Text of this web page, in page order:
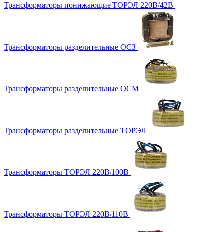
Трансформаторы понижающие ТОРЭЛ 220В/42В
Трансформаторы разделительные ОСЗ
Трансформаторы разделительные ОСМ
Трансформаторы разделительные ТОРЭЛ
Трансформаторы ТОРЭЛ 220В/100В
Трансформаторы ТОРЭЛ 220В/110В